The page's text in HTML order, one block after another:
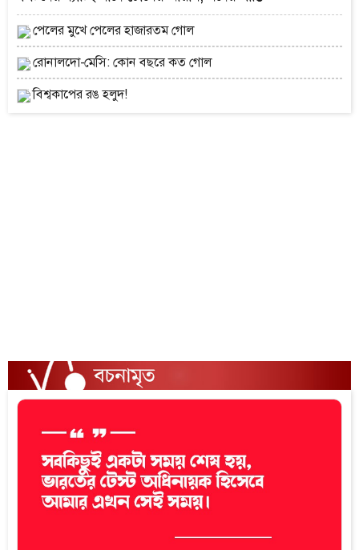
পেলের মুখে পেলের হাজারতম গোল
রোনালদো-মেসি: কোন বছরে কত গোল
বিশ্বকাপের রঙ হলুদ!